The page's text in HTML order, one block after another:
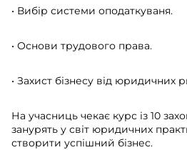
• Вибір системи оподаткуваня.
• Основи трудового права.
• Захист бізнесу від юридичних
На учасниць чекає курс із 10
занурять у світ юридичних
створити успішний бізнес.